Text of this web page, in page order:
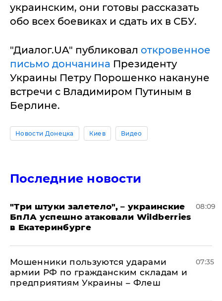
украинским, они готовы рассказать
обо всех боевиках и сдать их в СБУ.
"Диалог.UA" публиковал откровенное
письмо дончанина Президенту
Украины Петру Порошенко накануне
встречи с Владимиром Путиным в
Берлине.
Новости Донецка Киев Видео
Последние новости
"Три штуки залетело", – украинские
БпЛА успешно атаковали Wildberries
в Екатеринбурге
08:09
Мошенники пользуются ударами
армии РФ по гражданским складам и
предприятиям Украины – Флеш
07:35